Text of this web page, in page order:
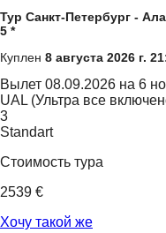
Тур Санкт-Петербург -
5 *
Куплен 8 августа 2026 г.
Вылет 08.09.2026 на 6
UAL (Ультра все
3
Standart
Стоимость тура
2539 €
Хочу такой же